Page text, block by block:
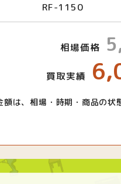
RF-1150
相場価格
買取実績
は、相場・時期・商品の状